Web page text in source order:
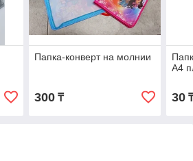
Папка-конверт на молнии
300₸
A4
30